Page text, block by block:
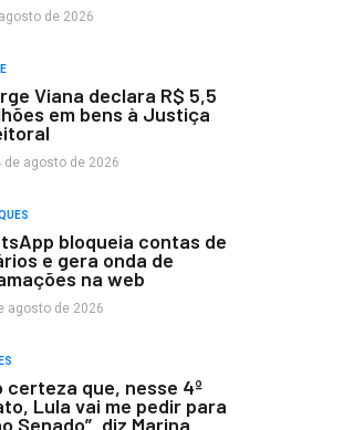
de 2026
Viana declara R$ 5,5
em bens à Justiça
de agosto de 2026
bloqueia contas de
e gera onda de
na web
agosto de 2026
certeza que, nesse 4º
Lula vai me pedir para
Senado”, diz Marina